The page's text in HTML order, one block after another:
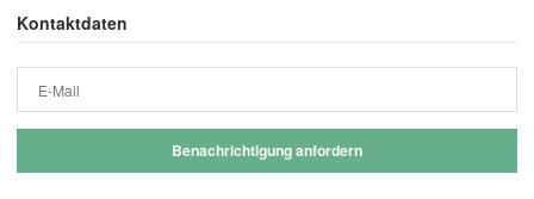
Kontaktdaten
E-Mail
Benachrichtigung anfordern